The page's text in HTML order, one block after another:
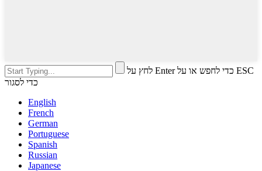
לחץ על Enter כדי לחפש או על ESC
כדי לסגור
English
French
German
Portuguese
Spanish
Russian
Japanese